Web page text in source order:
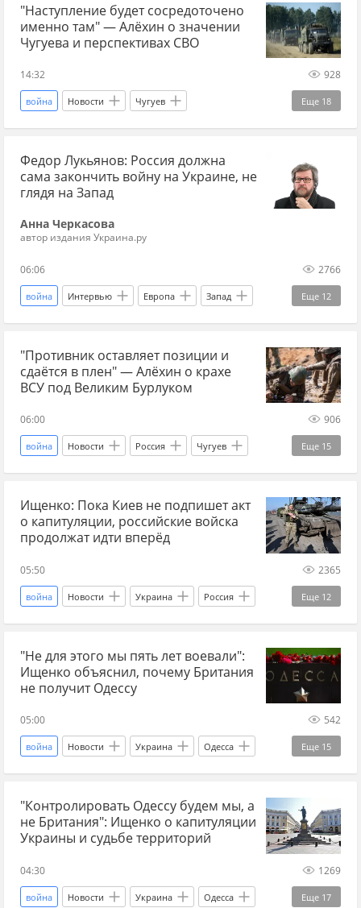
Главные новости главное Харьков
Харьковская область ХарьковскийФронт
прогнозы СВО новости СВО сейчас
война на Украине военный эксперт
"Наступление будет сосредоточено
именно там" — Алёхин о значении
Чугуева и перспективах СВО
14:32 928
Еще 18
война Новости Чугуев
Харьковская область Украина
Геннадий Алехин Украина.ру
Главные новости главное Харьков
Харьков новости
новости СВО новости СВО Россия
прогнозы СВО
дзен новости СВО Спецоперация
Федор Лукьянов: Россия должна
сама закончить войну на Украине, не
глядя на Запад
Анна Черкасова
автор издания Украина.ру
06:06 2766
Еще 12
война Интервью Европа Запад
Россия Дональд Трамп НАТО
Украина чем закончится война на Украине
война на Украине СВО
новости СВО Россия
холодная война Переговоры по Украине 2026
"Противник оставляет позиции и
сдаётся в плен" — Алёхин о крахе
ВСУ под Великим Бурлуком
06:00 906
Еще 15
война Новости Россия Чугуев
Харьковская область Геннадий Алехин
Украина.ру ВС РФ наступление ВС РФ
СВО новости СВО новости СВО Россия
дзен новости СВО Спецоперация
война на Украине
Ищенко: Пока Киев не подпишет акт
о капитуляции, российские войска
продолжат идти вперёд
05:50 2365
Еще 12
война Новости Украина Россия
СВО новости СВО новости СВО Россия
новости СВО сейчас дзен новости СВО
прогнозы СВО наступление ВС РФ
капитуляция капитуляция Украины
"Не для этого мы пять лет воевали":
Ищенко объяснил, почему Британия
не получит Одессу
05:00 542
Еще 15
война Новости Украина Одесса
Россия Ростислав Ищенко Украина.ру
Главные новости главное Британия
Великобритания СВО новости СВО
дзен новости СВО порт
"Контролировать Одессу будем мы, а
не Британия": Ищенко о капитуляции
Украины и судьбе территорий
04:30 1269
Еще 17
война Новости Украина Одесса